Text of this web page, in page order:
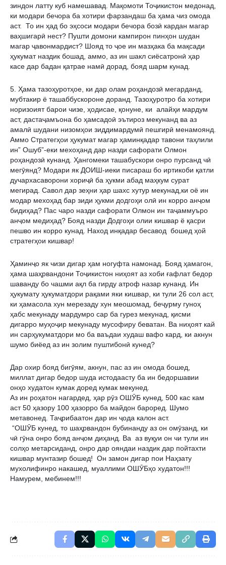
зиндон латту куб намешавад. Мақомоти Тоҷикистон медонад,
ки модари бечора ба хотири фарзандаш ба ҳама чиз омода
аст.  То ин ҳад бо эҳсоси модари бечора бозӣ кардан магар
ваҳшигарӣ нест? Пушти домони кампирон пинҳон шудан
магар ҷавонмардист? Шояд то ҷое ин мазҳака ба мақсади
ҳукумат наздик бошад, аммо, аз ин шакл сиёсатронӣ ҳар
касе дар бадан қатрае намӣ дорад, бояд шарм кунад.
5. Ҳама тазоҳуротҳое, ки дар олам роҳандозӣ мегарданд,
мубтакир ё ташаббускороне доранд. Тазоҳуротро ба хотири
норизоият барои чизе, ҳодисае, қонуне, ки  алайҳи мардум
аст, дастаҷамъона бо ҳамсадоӣ эътироз мекунанд ва аз
амалӣ шудани низомҳои зиддимардумӣ пешгирӣ менамоянд.
Аммо Стратегҳои ҳукумат магар ҳаминқадар тавони таҳлили
ин” Ошуб”-еки мехоҳанд дар назди сафорати Олмон
роҳандозӣ кунанд. Ҳангомеки ташабускори онро пурсанд чӣ
мегӯянд? Модари як ДОИШ-иеки писараш бо иртикоби қатли
дучархасаворони хориҷӣ ба ҳукми абад маҳкум сурат
мегирад. Савол дар зеҳни ҳар шахс хутур мекунад,ки оё ин
модар мехоҳад бар зиди ҳукми додгоҳи олӣ ин корро анҷом
бидиҳад? Пас чаро назди сафорати Олмон ин таҷаммуъро
анҷом медиҳад? Бояд назди Додгоҳи олии кишвар ё қасри
пешво ин корро кунад. Наход инқадар бесавод  бошед ҳой
стратегҳои кишвар!
Ҳаминҷо як чизи дигар ҳам ногуфта намонад. Бояд ҳамагон,
ҳама шаҳрвандони Тоҷикистон ниҳоят аз хоби ғафлат бедор
шаванду бо чашми ақл ба гирду атроф назар кунанд. Ин
ҳукумату ҳукуматдори рақами яки кишвар, ки тули 26 сол аст,
ки ҳамасола хун мерезаду хун меошомад, беҷурму гуноҳ
ҳабс мекунаду мардумро сар ба гурез мекунад, қисми
дигарро муҳоҷир мекунаду мусофиру беватан. Ва ниҳоят кай
ин сарҳукуматдори мо ба ваъдаи худаш вафо кард, ки акнун
шумо биёед аз ин золим пуштибонӣ кунед?
Дар охир бояд бигӯям, акнун, пас аз ин омода бошед,
миллат дигар бедор шуда истодаасту ба ин бедоршавии
онҳо худатон кумак доред кумак мекунед.
Аз ин роҳатон нагардед, ҳар рӯз ОШӮБ кунед, 500 кас кам
аст 50 ҳазору 100 ҳазорро ба майдон бароред. Шумо
метавонед. Таҷрибаатон дар ин ҷода калон аст.
чӣ гӯна онро бояд анҷом диҳанд. Ва  аз вуқуи он чи тули ин
солҳо метарсиданд, онро дар ояндаи наздик дар пойтахти
кишвар мунтазир бошед!  Он замон дигар пои Наҳзату
мухолифинро накашед, муаллими ОШӮБҳо худатон!!!
Намурем, мебинем!!!